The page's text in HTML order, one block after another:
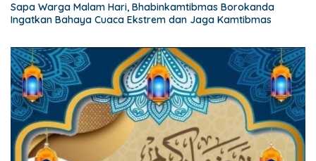
Sapa Warga Malam Hari, Bhabinkamtibmas Borokanda
Ingatkan Bahaya Cuaca Ekstrem dan Jaga Kamtibmas